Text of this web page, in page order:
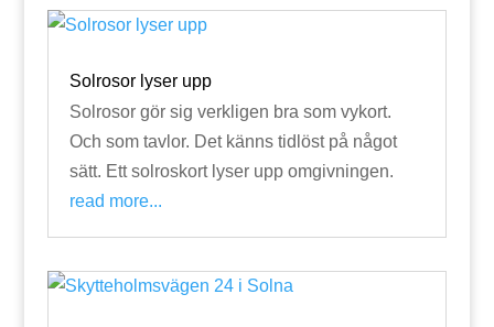
Solrosor lyser upp
Solrosor gör sig verkligen bra som vykort.
Och som tavlor. Det känns tidlöst på något
sätt. Ett solroskort lyser upp omgivningen.
read more...